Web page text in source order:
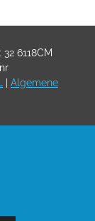
6118CM
Algemene